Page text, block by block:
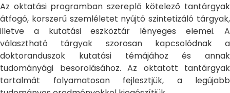
Az oktatási programban szereplő kötelező tantárgyak
átfogó, korszerű szemléletet nyújtó szintetizáló tárgyak,
illetve a kutatási eszköztár lényeges elemei. A
választható tárgyak szorosan kapcsolódnak a
doktoranduszok kutatási témájához és annak
tudományági besorolásához. Az oktatott tantárgyak
tartalmát folyamatosan fejlesztjük, a legújabb